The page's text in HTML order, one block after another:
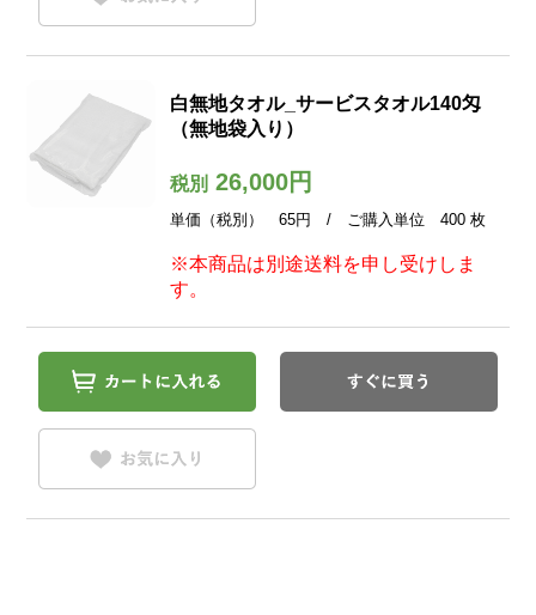
白無地タオル_サービスタオル140匁
（無地袋入り）
税別26,000円
単価（税別） 65円 / ご購入単位 400 枚
※本商品は別途送料を申し受けしま
す。